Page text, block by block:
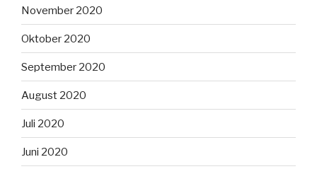
November 2020
Oktober 2020
September 2020
August 2020
Juli 2020
Juni 2020